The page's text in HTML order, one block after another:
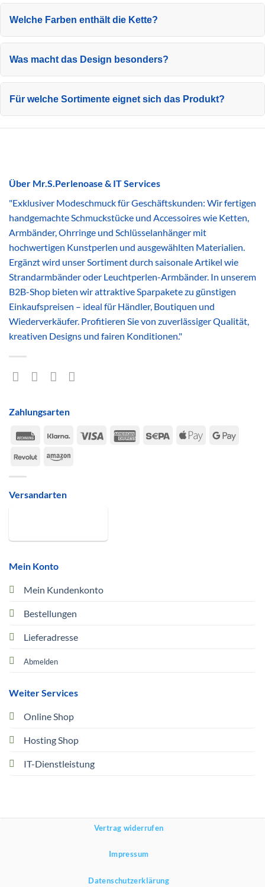
Welche Farben enthält die Kette?
Was macht das Design besonders?
Für welche Sortimente eignet sich das Produkt?
Über Mr.S.Perlenoase & IT Services
"Exklusiver Modeschmuck für Geschäftskunden: Wir fertigen
handgemachte Schmuckstücke und Accessoires wie Ketten,
Armbänder, Ohrringe und Schlüsselanhänger mit
hochwertigen Kunstperlen und ausgewählten Materialien.
Ergänzt wird unser Sortiment durch saisonale Artikel wie
Strandarmbänder oder Leuchtperlen-Armbänder. In unserem
B2B-Shop bieten wir attraktive Sparpakete zu günstigen
Einkaufspreisen – ideal für Händler, Boutiquen und
Wiederverkäufer. Profitieren Sie von zuverlässiger Qualität,
kreativen Designs und fairen Konditionen."
Mein Konto
Mein Kundenkonto
Bestellungen
Lieferadresse
Abmelden
Weiter Services
Online Shop
Hosting Shop
IT-Dienstleistung
Zahlungsarten
Rechung
Klarna Visa
American Sepa
Apple
Google
RevolutAmazon
Versandarten
Vertrag widerrufen
Impressum
Datenschutzerklärung